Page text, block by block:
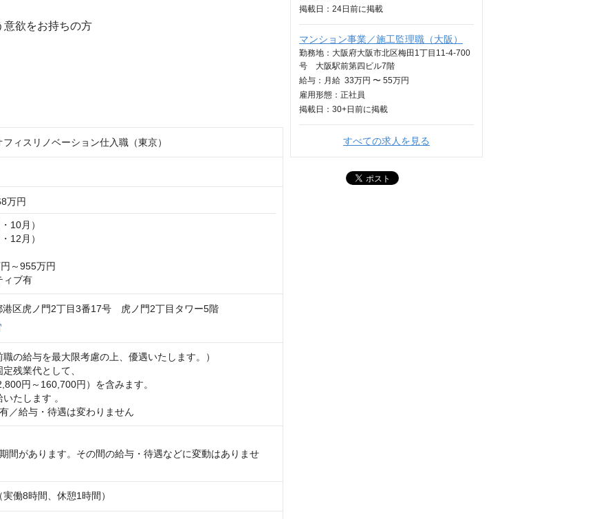
意欲をお持ちの方
ィスリノベーション仕入職（東京）
万円
10月）
12月）
～955万円
ィブ有
区虎ノ門2丁目3番17号 虎ノ門2丁目タワー5階
職の給与を最大限考慮の上、優遇いたします。）
残業代として、
円～160,700円）を含みます。
たします 。
／給与・待遇は変わりません
間があります。その間の給与・待遇などに変動はありませ
働8時間、休憩1時間）
掲載日： 24日 前に掲載
マンション事業／施工監理職（大阪）
勤務地：大阪府大阪市北区梅田1丁目11-4-700
号 大阪駅前第四ビル7階
給与： 月給 33万円 〜 55万円
雇用形態：正社員
掲載日： 30+日 前に掲載
すべての求人を見る